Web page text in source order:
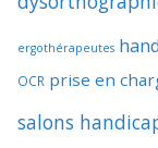
ergothérapeutes
OCR prise en
salons